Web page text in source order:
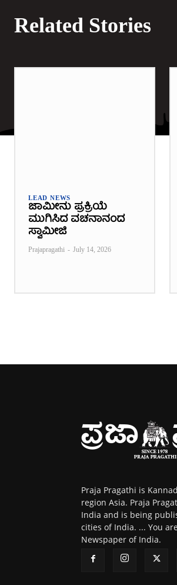
Related Stories
LEAD NEWS
ಜಾಮೀನು ಪ್ರಕ್ರಿಯೆ
ಮುಗಿಸಿದ ವಚನಾನಂದ
ಸ್ವಾಮೀಜಿ
Prajapragathi - July 14, 2026
Praja Pragathi is
region Asia. Praja
India and is being
cities of India. ... You
Newspaper of India.